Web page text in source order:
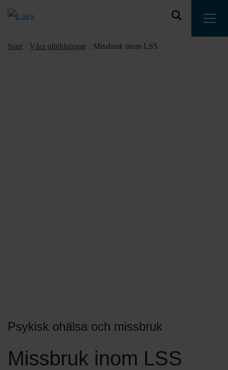
Start Våra utbildningar Missbruk inom LSS
Psykisk ohälsa och missbruk
Missbruk inom LSS